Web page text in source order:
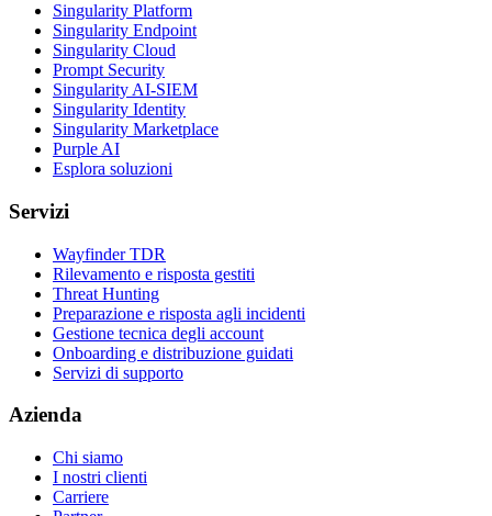
Singularity Platform
Singularity Endpoint
Singularity Cloud
Prompt Security
Singularity AI-SIEM
Singularity Identity
Singularity Marketplace
Purple AI
Esplora soluzioni
Servizi
Wayfinder TDR
Rilevamento e risposta gestiti
Threat Hunting
Preparazione e risposta agli incidenti
Gestione tecnica degli account
Onboarding e distribuzione guidati
Servizi di supporto
Azienda
Chi siamo
I nostri clienti
Carriere